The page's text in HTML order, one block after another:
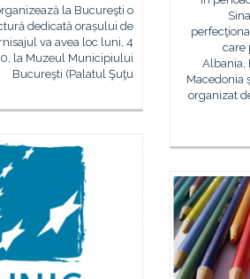
la Bucureşti o
dedicată orașului de
va avea loc luni, 4
la Muzeul Municipiului
Bucureşti (Palatul Şuţu
care
Albania,
Macedonia
organizat